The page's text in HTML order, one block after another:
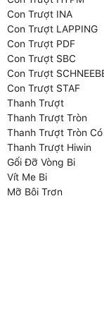
Con Trượt INA
Con Trượt LAPPING
Con Trượt PDF
Con Trượt SBC
Con Trượt
Con Trượt STAF
Thanh Trượt
Thanh Trượt Tròn
Thanh Trượt Tròn
Thanh Trượt Hiwin
Gối Đỡ Vòng Bi
Vít Me Bi
Mỡ Bôi Trơn